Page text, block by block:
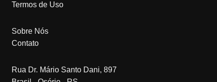
Termos de Uso
Sobre Nós
Contato
Rua Dr. Mário Santo Dani, 897